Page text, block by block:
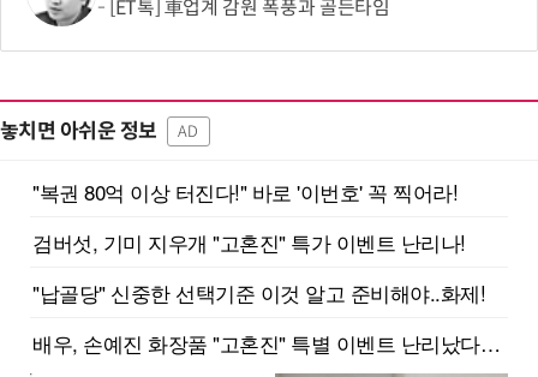
[ET톡] 車업계 감원 폭풍과 골든타임
놓치면 아쉬운 정보 AD